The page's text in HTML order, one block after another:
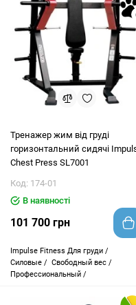
Тренажер жим від груді
горизонтальний сидячі
Chest Press SL7001
Код: 174-01
В наявності
101 700 грн
Impulse Fitness Для груди /
Силовые / Свободный вес /
Профессиональный /